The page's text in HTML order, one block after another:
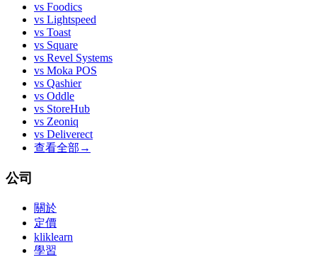
vs Foodics
vs Lightspeed
vs Toast
vs Square
vs Revel Systems
vs Moka POS
vs Qashier
vs Oddle
vs StoreHub
vs Zeoniq
vs Deliverect
查看全部 →
公司
關於
定價
kliklearn
學習